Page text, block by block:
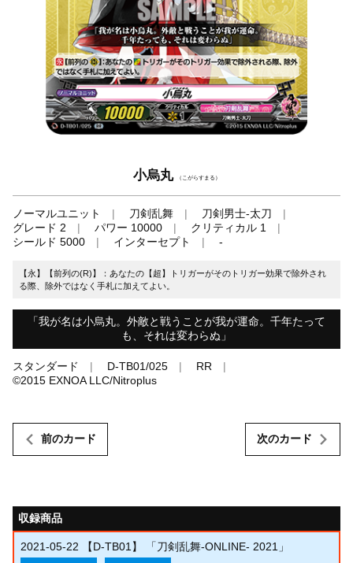
小烏丸 （こがらすまる）
ノーマルユニット 刀剣乱舞
刀剣男士-太刀
グレード 2
パワー 10000
クリティカル 1
シールド 5000
インターセプト -
【永】【前列の(R)】：あなたの【超】トリガーがそのトリガー効果で除外され
る際、除外ではなく手札に加えてよい。
「我が名は小烏丸。外敵と戦うことが我が運命。千年たって
も、それは変わらぬ」
スタンダード D-TB01/025
RR
©︎2015 EXNOA LLC/Nitroplus
前のカード 次のカード
収録商品
2021-05-22 【D-TB01】 「刀剣乱舞-ONLINE- 2021」